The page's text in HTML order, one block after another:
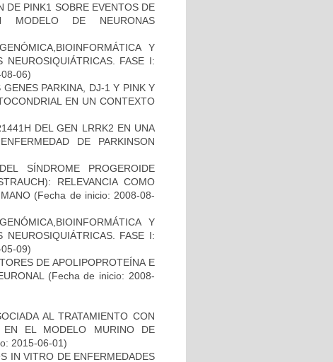
DE PINK1 SOBRE EVENTOS DE
DE NEURONAS
Y
NEUROSIQUIÁTRICAS. FASE I:
06)
PARKINA, DJ-1 Y PINK Y
EN UN CONTEXTO
DEL GEN LRRK2 EN UNA
DE PARKINSON
SÍNDROME PROGEROIDE
RELEVANCIA COMO
(Fecha de inicio: 2008-08-
Y
NEUROSIQUIÁTRICAS. FASE I:
09)
DE APOLIPOPROTEÍNA E
(Fecha de inicio: 2008-
AL TRATAMIENTO CON
EN EL MODELO MURINO DE
2015-06-01)
IN VITRO DE ENFERMEDADES